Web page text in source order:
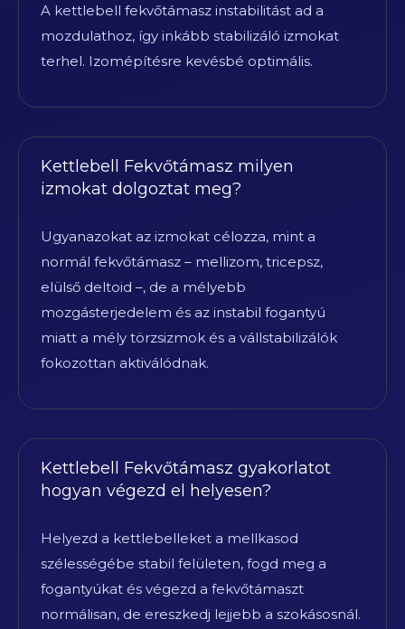
A kettlebell fekvőtámasz instabilitást ad a
mozdulathoz, így inkább stabilizáló izmokat
terhel. Izomépítésre kevésbé optimális.
Kettlebell Fekvőtámasz milyen
izmokat dolgoztat meg?
Ugyanazokat az izmokat célozza, mint a
normál fekvőtámasz – mellizom, tricepsz,
elülső deltoid –, de a mélyebb
mozgásterjedelem és az instabil fogantyú
miatt a mély törzsizmok és a vállstabilizálók
fokozottan aktiválódnak.
Kettlebell Fekvőtámasz gyakorlatot
hogyan végezd el helyesen?
Helyezd a kettlebelleket a mellkasod
szélességébe stabil felületen, fogd meg a
fogantyúkat és végezd a fekvőtámaszt
normálisan, de ereszkedj lejjebb a szokásosnál.